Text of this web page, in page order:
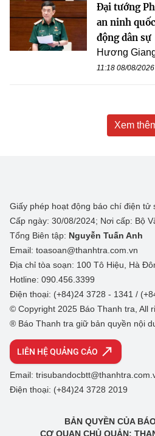
Đại tướng
an ninh
động dân sự
Hương
11:18 08/08/2026
Xem
Giấy phép hoạt động báo chí điện tử
Cấp ngày: 30/08/2024; Nơi cấp: Bộ
Tổng Biên tập: Nguyễn Tuấn Anh
Email: toasoan@thanhtra.com.vn
Địa chỉ tòa soạn: 100 Tô Hiệu, Hà
Hotline: 090.456.3399
Điện thoại: (+84)24 3728 - 1341 /
© Copyright 2025 Báo Thanh tra, All
® Báo Thanh tra giữ bản quyền nội
LIÊN HỆ QUẢNG CÁO
Email:
Điện thoại: (+84)24 3728 2019
BẢN QUYỀN CỦA
CƠ QUAN CHỦ QUẢN: